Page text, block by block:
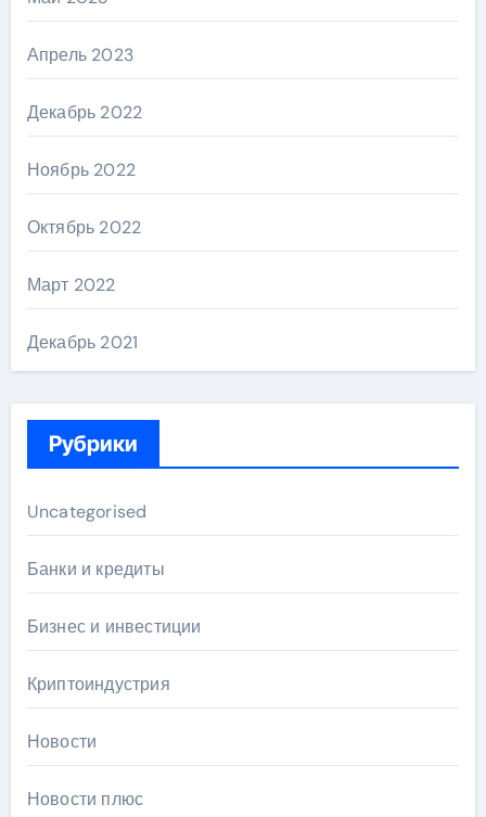
Апрель 2023
Декабрь 2022
Ноябрь 2022
Октябрь 2022
Март 2022
Декабрь 2021
Рубрики
Uncategorised
Банки и кредиты
Бизнес и инвестиции
Криптоиндустрия
Новости
Новости плюс